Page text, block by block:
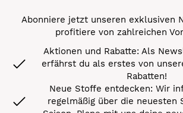
Abonniere jetzt unseren exklusiven
profitiere von zahlreichen
Aktionen und Rabatte: Als
erfährst du als erstes von
Rabatten!
Neue Stoffe entdecken: Wir
regelmäßig über die neuesten